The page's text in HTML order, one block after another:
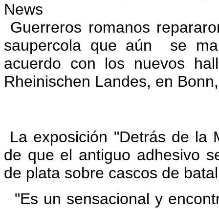
News
Guerreros romanos
saupercola que aún se
acuerdo con los nuevos
Rheinischen Landes, en
La exposición "Detrás de la
de que el antiguo adhesivo
de plata sobre cascos de
"Es un sensacional y